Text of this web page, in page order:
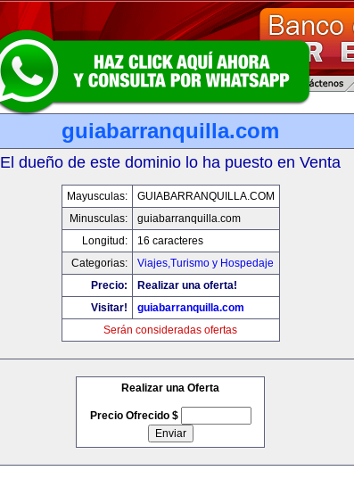
guiabarranquilla.com
El dueño de este dominio lo ha puesto en Venta
Mayusculas:
GUIABARRANQUILLA.COM
Minusculas:
guiabarranquilla.com
Longitud:
16 caracteres
Categorias:
Viajes,Turismo y Hospedaje
Precio:
Realizar una oferta!
Visitar!
guiabarranquilla.com
Serán consideradas ofertas
Realizar una Oferta
Precio Ofrecido $